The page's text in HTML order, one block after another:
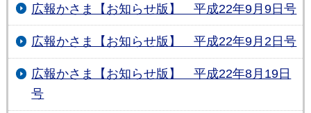
広報かさま【お知らせ版】 平成22年9月9日号
広報かさま【お知らせ版】 平成22年9月2日号
広報かさま【お知らせ版】 平成22年8月19日
号